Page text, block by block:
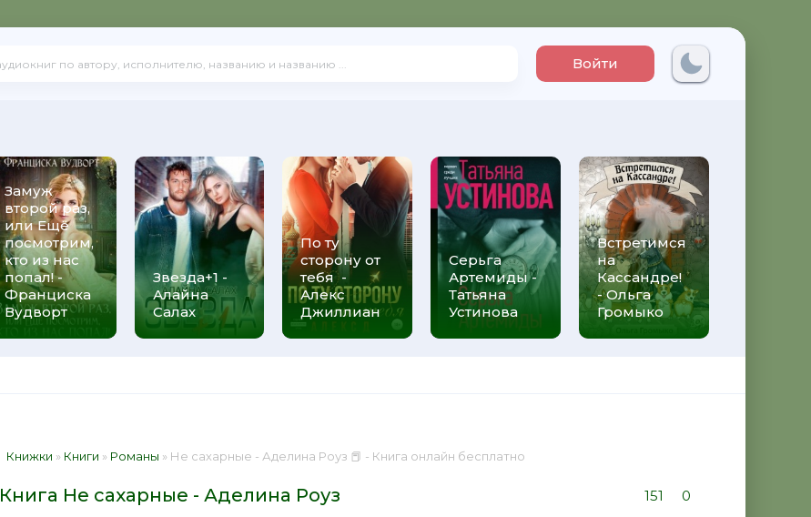
Войти
Замуж
второй раз,
или Ещё
посмотрим,
кто из нас
попал! -
Франциска
Вудворт
Звезда+1 -
Алайна
Салах
По ту
сторону от
тебя -
Алекс
Джиллиан
Серьга
Артемиды -
Татьяна
Устинова
Встретимся
на
Кассандре!
- Ольга
Громыко
Книжки » Книги » Романы » Не сахарные - Аделина Роуз 📕 - Книга онлайн бесплатно
Книга Не сахарные - Аделина Роуз 151 0